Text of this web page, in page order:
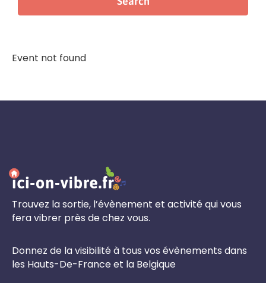
Event not found
Trouvez la sortie, l’évènement et activité qui vous
fera vibrer près de chez vous.
Donnez de la visibilité à tous vos évènements dans
les Hauts-De-France et la Belgique